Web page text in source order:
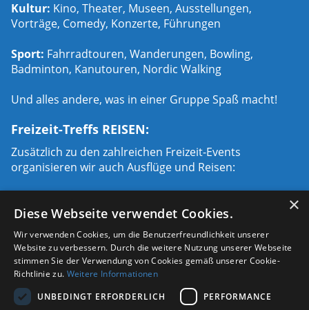
Kultur: Kino, Theater, Museen, Ausstellungen,
Vorträge, Comedy, Konzerte, Führungen
Sport: Fahrradtouren, Wanderungen, Bowling,
Badminton, Kanutouren, Nordic Walking
Und alles andere, was in einer Gruppe Spaß macht!
Freizeit-Treffs REISEN:
Zusätzlich zu den zahlreichen Freizeit-Events
organisieren wir auch Ausflüge und Reisen:
Mailand u.a.
Urlaubsreisen:Ski- Wander- Fahrrad- und
Urlaubsreisen
sowie Vorträge, Seminare und Workshops
×
Diese Webseite verwendet Cookies.
Wir verwenden Cookies, um die Benutzerfreundlichkeit unserer
Website zu verbessern. Durch die weitere Nutzung unserer Webseite
stimmen Sie der Verwendung von Cookies gemäß unserer Cookie-
Richtlinie zu. Weitere Informationen
UNBEDINGT ERFORDERLICH
PERFORMANCE